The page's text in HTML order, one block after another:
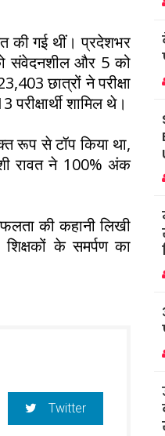
की गई थीं। प्रदेशभर
संवेदनशील और 5 को
छात्रों ने परीक्षा
शामिल थे।
रूप से टॉप किया था,
रावत ने 100% अंक
की कहानी लिखी
के समर्पण का
Twitter